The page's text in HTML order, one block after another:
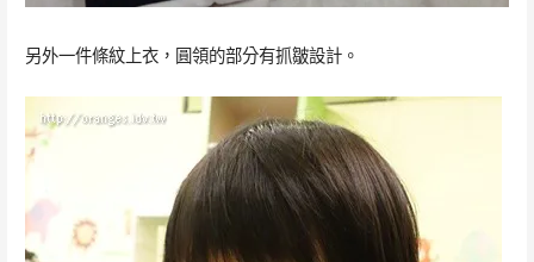
另外一件條紋上衣，圓領的部分有抓皺設計。